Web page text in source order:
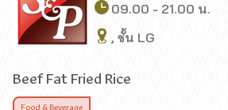
09.00 - 21.00 น.
, ชั้น LG
Beef Fat Fried Rice
Food & Beverage